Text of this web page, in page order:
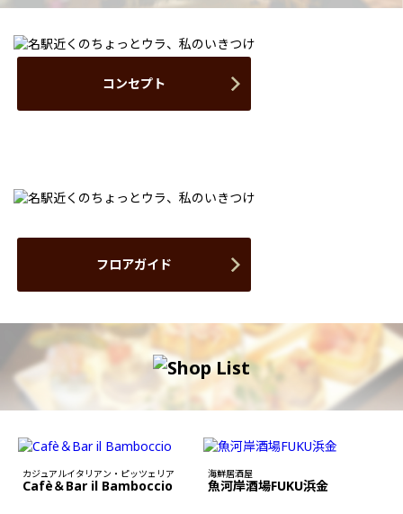
コンセプト
フロアガイド
カジュアルイタリアン・ピッツェリア
Cafè＆Bar il Bamboccio
海鮮居酒屋
魚河岸酒場FUKU浜金